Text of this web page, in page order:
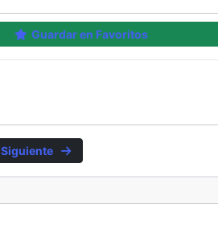
Guardar en Favoritos
Siguiente